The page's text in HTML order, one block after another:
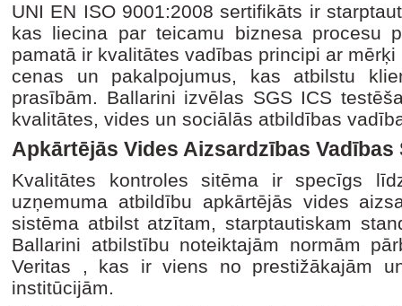
UNI EN ISO 9001:2008 sertifikāts ir
kas liecina par teicamu biznesa procesu
pamatā ir kvalitātes vadības principi ar
cenas un pakalpojumus, kas atbilstu
prasībām. Ballarini izvēlas SGS ICS
kvalitātes, vides un sociālās atbildības
Apkārtējās Vides Aizsardzības
Kvalitātes kontroles sitēma ir specīgs
uzņemuma atbildību apkārtējās vides
sistēma atbilst atzītam, starptautiskam
Ballarini atbilstību noteiktajām normām
Veritas , kas ir viens no prestižākajām
institūcijām.